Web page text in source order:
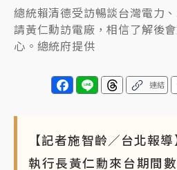
總統賴清德受訪暢談台灣電力
請黃仁勳訪電廠，相信了解後
心。總統府提供
連結
【記者施智齡／台北報
執行長黃仁勳來台期間